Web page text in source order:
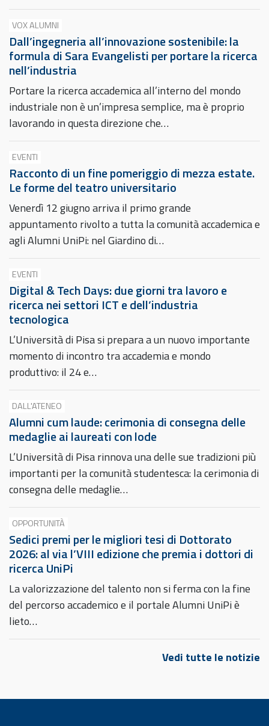
VOX ALUMNI
Dall’ingegneria all’innovazione sostenibile: la
formula di Sara Evangelisti per portare la ricerca
nell’industria
Portare la ricerca accademica all’interno del mondo
industriale non è un’impresa semplice, ma è proprio
lavorando in questa direzione che…
EVENTI
Racconto di un fine pomeriggio di mezza estate.
Le forme del teatro universitario
Venerdì 12 giugno arriva il primo grande
appuntamento rivolto a tutta la comunità accademica e
agli Alumni UniPi: nel Giardino di…
EVENTI
Digital & Tech Days: due giorni tra lavoro e
ricerca nei settori ICT e dell’industria
tecnologica
L’Università di Pisa si prepara a un nuovo importante
momento di incontro tra accademia e mondo
produttivo: il 24 e…
DALL'ATENEO
Alumni cum laude: cerimonia di consegna delle
medaglie ai laureati con lode
L’Università di Pisa rinnova una delle sue tradizioni più
importanti per la comunità studentesca: la cerimonia di
consegna delle medaglie…
OPPORTUNITÀ
Sedici premi per le migliori tesi di Dottorato
2026: al via l’VIII edizione che premia i dottori di
ricerca UniPi
La valorizzazione del talento non si ferma con la fine
del percorso accademico e il portale Alumni UniPi è
lieto…
Vedi tutte le notizie